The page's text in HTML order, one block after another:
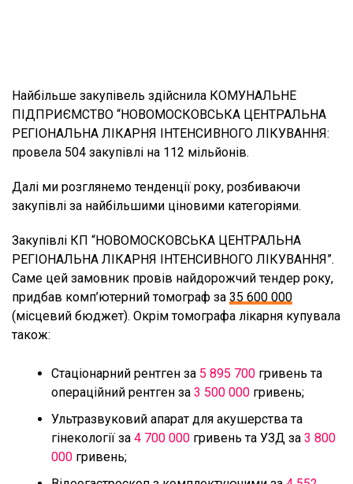
Найбільше закупівель здійснила КОМУНАЛЬНЕ
ПІДПРИЄМСТВО “НОВОМОСКОВСЬКА ЦЕНТРАЛЬНА
РЕГІОНАЛЬНА ЛІКАРНЯ ІНТЕНСИВНОГО ЛІКУВАННЯ:
провела 504 закупівлі на 112 мільйонів.
Далі ми розглянемо тенденції року, розбиваючи
закупівлі за найбільшими ціновими категоріями.
Закупівлі КП “НОВОМОСКОВСЬКА ЦЕНТРАЛЬНА
РЕГІОНАЛЬНА ЛІКАРНЯ ІНТЕНСИВНОГО ЛІКУВАННЯ”.
Саме цей замовник провів найдорожчий тендер року,
придбав комп’ютерний томограф за 35 600 000
(місцевий бюджет). Окрім томографа лікарня купувала
також:
Стаціонарний рентген за 5 895 700 гривень та
операційний рентген за 3 500 000 гривень;
Ультразвуковий апарат для акушерства та
гінекології за 4 700 000 гривень та УЗД за 3 800
000 гривень;